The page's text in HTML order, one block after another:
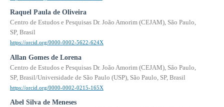
Raquel Paula de Oliveira
Centro de Estudos e Pesquisas Dr. João Amorim (CEJAM), São Paulo,
SP, Brasil
https://orcid.org/0000-0002-5622-624X
Allan Gomes de Lorena
Centro de Estudos e Pesquisas Dr. João Amorim (CEJAM), São Paulo,
SP, Brasil/Universidade de São Paulo (USP), São Paulo, SP, Brasil
https://orcid.org/0000-0002-0215-165X
Abel Silva de Meneses